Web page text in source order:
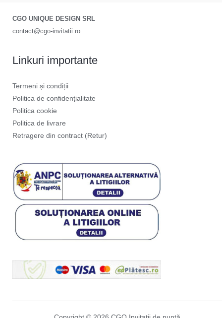
CGO UNIQUE DESIGN SRL
contact@cgo-invitatii.ro
Linkuri importante
Termeni și condiții
Politica de confidențialitate
Politica cookie
Politica de livrare
Retragere din contract (Retur)